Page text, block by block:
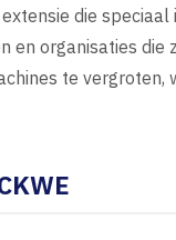
die
en organisaties
te